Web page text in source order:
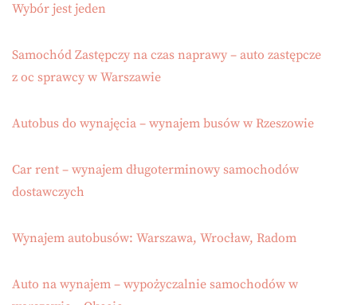
Wybór jest jeden
Samochód Zastępczy na czas naprawy – auto zastępcze
z oc sprawcy w Warszawie
Autobus do wynajęcia – wynajem busów w Rzeszowie
Car rent – wynajem długoterminowy samochodów
dostawczych
Wynajem autobusów: Warszawa, Wrocław, Radom
Auto na wynajem – wypożyczalnie samochodów w